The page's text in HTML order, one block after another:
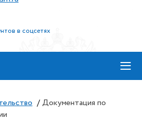
в соцсетях
≡
/ Документация по